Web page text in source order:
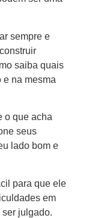
sempre e
saiba quais
e na mesma
o que acha
seus
lado bom e
para que ele
em
julgado.